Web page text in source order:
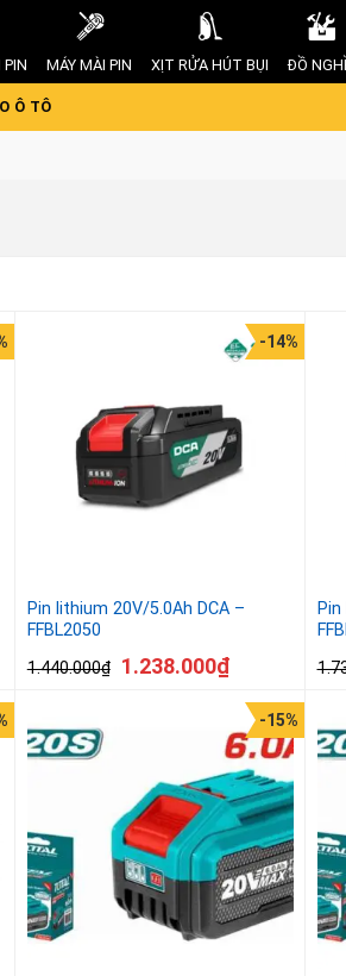
PIN MÁY MÀI PIN XỊT RỬA HÚT BỤI ĐỒ
Ô TÔ
Pin lithium 20V/5.0Ah DCA –
FFBL2050
1.440.000₫
-14%
1.238.000₫
Pin
-15%